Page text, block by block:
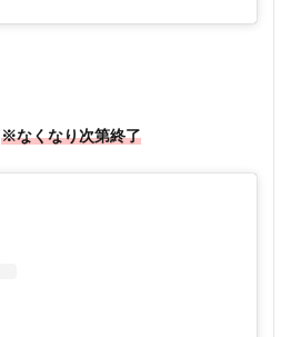
※なくなり次第終了